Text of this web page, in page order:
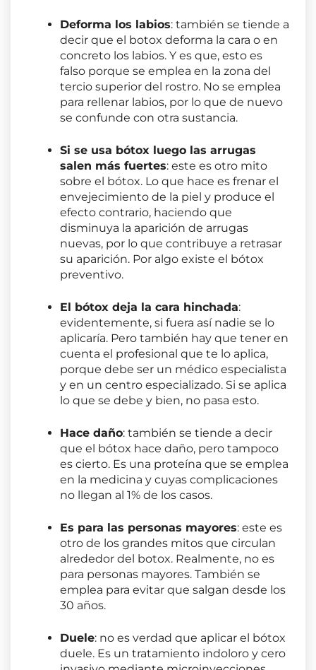
Deforma los labios: también se tiende a
decir que el botox deforma la cara o en
concreto los labios. Y es que, esto es
falso porque se emplea en la zona del
tercio superior del rostro. No se emplea
para rellenar labios, por lo que de nuevo
se confunde con otra sustancia.
Si se usa bótox luego las arrugas
salen más fuertes: este es otro mito
sobre el bótox. Lo que hace es frenar el
envejecimiento de la piel y produce el
efecto contrario, haciendo que
disminuya la aparición de arrugas
nuevas, por lo que contribuye a retrasar
su aparición. Por algo existe el bótox
preventivo.
El bótox deja la cara hinchada:
evidentemente, si fuera así nadie se lo
aplicaría. Pero también hay que tener en
cuenta el profesional que te lo aplica,
porque debe ser un médico especialista
y en un centro especializado. Si se aplica
lo que se debe y bien, no pasa esto.
Hace daño: también se tiende a decir
que el bótox hace daño, pero tampoco
es cierto. Es una proteína que se emplea
en la medicina y cuyas complicaciones
no llegan al 1% de los casos.
Es para las personas mayores: este es
otro de los grandes mitos que circulan
alrededor del botox. Realmente, no es
para personas mayores. También se
emplea para evitar que salgan desde los
30 años.
Duele: no es verdad que aplicar el bótox
duele. Es un tratamiento indoloro y cero